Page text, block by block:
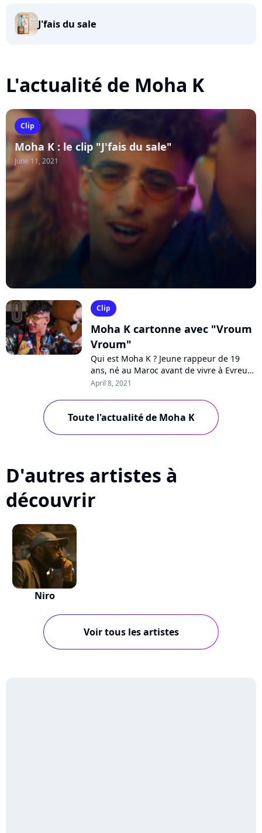
J'fais du sale
L'actualité de Moha K
Clip
Moha K : le clip "J'fais du sale"
June 11, 2021
Clip
Moha K cartonne avec "Vroum
Vroum"
Qui est Moha K ? Jeune rappeur de 19
ans, né au Maroc avant de vivre à Evreux,
il rencontre aujourd'hui un succès
April 8, 2021
Toute l'actualité de Moha K
D'autres artistes à
découvrir
Niro
Voir tous les artistes